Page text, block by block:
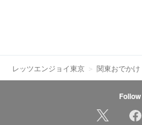
レッツエンジョイ東京 関東おでかけ